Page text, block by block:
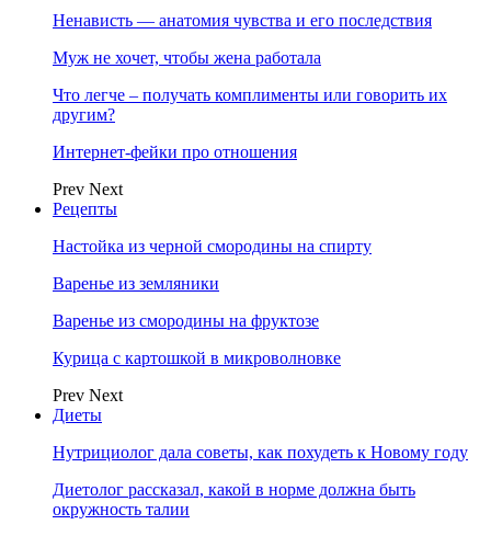
Ненависть — анатомия чувства и его последствия
Муж не хочет, чтобы жена работала
Что легче – получать комплименты или говорить их
другим?
Интернет-фейки про отношения
Prev Next
Рецепты
Настойка из черной смородины на спирту
Варенье из земляники
Варенье из смородины на фруктозе
Курица с картошкой в микроволновке
Prev Next
Диеты
Нутрициолог дала советы, как похудеть к Новому году
Диетолог рассказал, какой в норме должна быть
окружность талии